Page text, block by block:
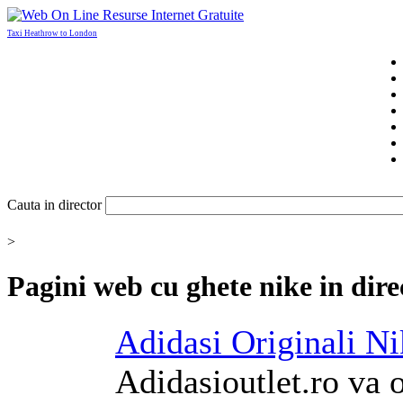
Taxi Heathrow to London
Cauta in director
>
Pagini web cu ghete nike in
Adidasi Originali
Adidasioutlet.ro va